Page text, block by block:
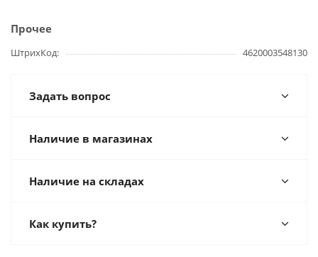
Прочее
ШтрихКод 4620003548130
Задать вопрос
Наличие в магазинах
Наличие на складах
Как купить?